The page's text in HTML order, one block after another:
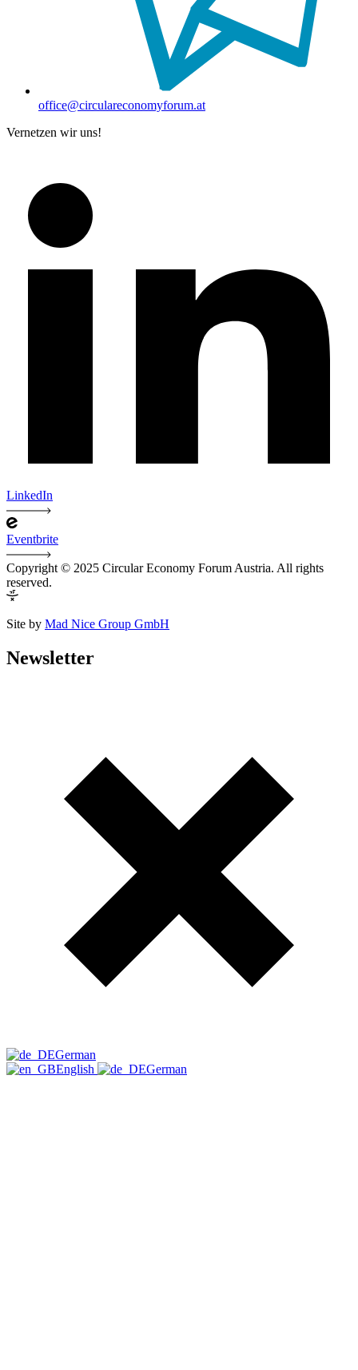
office@circulareconomyforum.at
Vernetzen wir uns!
LinkedIn
Eventbrite
Copyright © 2025 Circular Economy Forum Austria. All rights
reserved.
Site by Mad Nice Group GmbH
Newsletter
German
English
German